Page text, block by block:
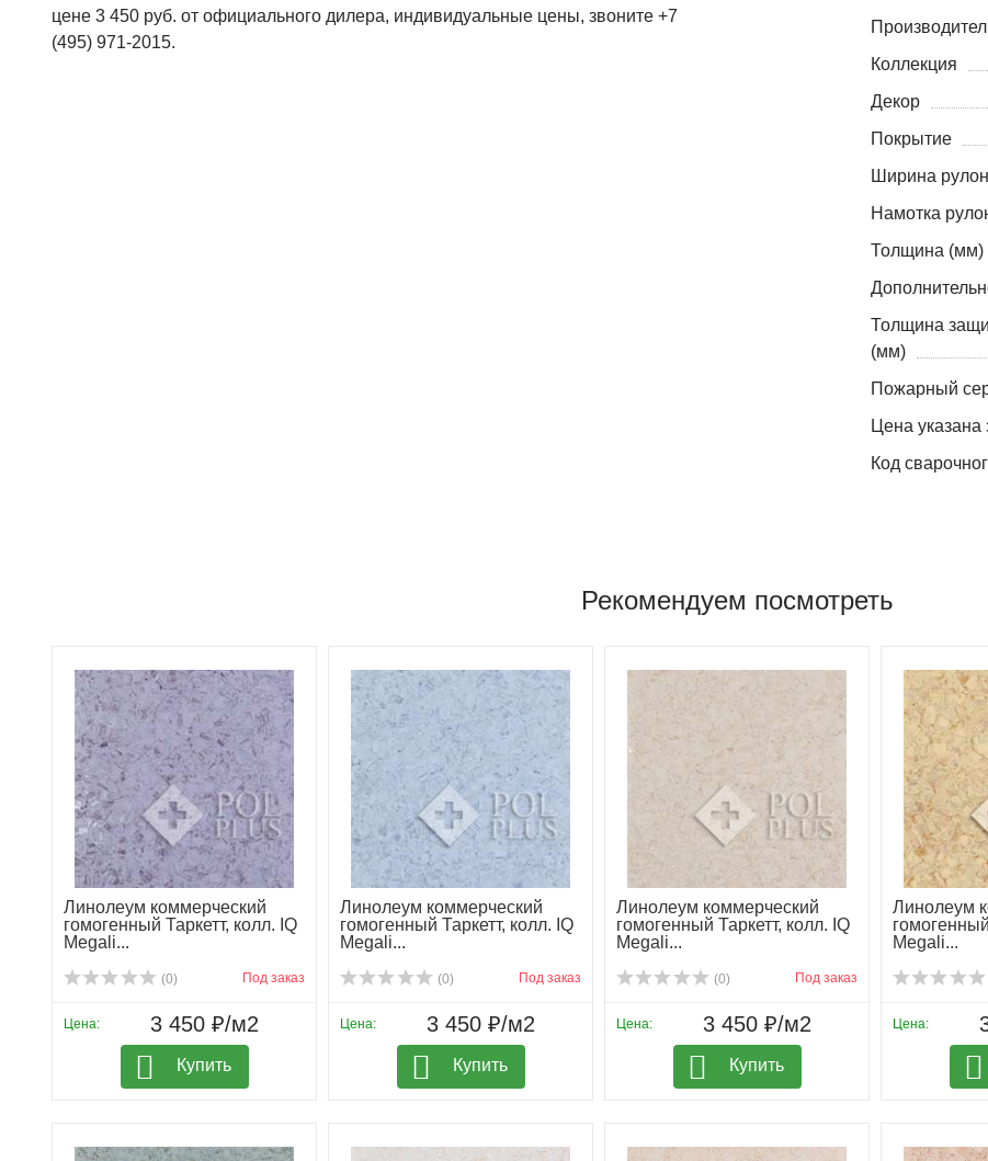
цене 3 450 руб. от официального дилера, индивидуальные цены, звоните +7
(495) 971-2015.
Коллекция
Декор
Покрытие
Ширина
Намотка
Толщина (мм)
Толщина
(мм)
Пожарный
Цена указана
Код
Рекомендуем посмотреть
Линолеум коммерческий
гомогенный Таркетт, колл. IQ
Megali...
(0) Под заказ
Цена: 3 450 ₽/м2
Купить
Линолеум коммерческий
гомогенный Таркетт, колл. IQ
Megali...
(0) Под заказ
Цена: 3 450 ₽/м2
Купить
Линолеум коммерческий
гомогенный Таркетт, колл. IQ
Megali...
(0) Под заказ
Цена: 3 450 ₽/м2
Купить
Линолеум
Megali...
Цена: